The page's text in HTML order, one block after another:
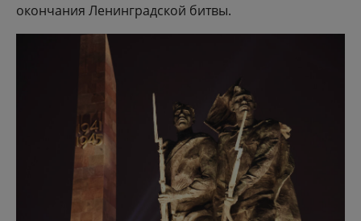
окончания Ленинградской битвы.